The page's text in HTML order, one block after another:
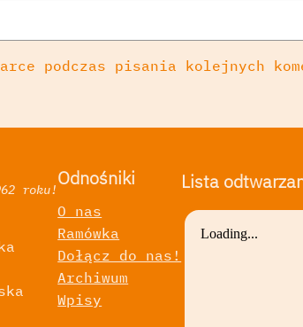
podczas pisania kolejnych
roku!Odnośniki
O nas
Ramówka
Dołącz do nas!
Archiwum
Wpisy
Lista